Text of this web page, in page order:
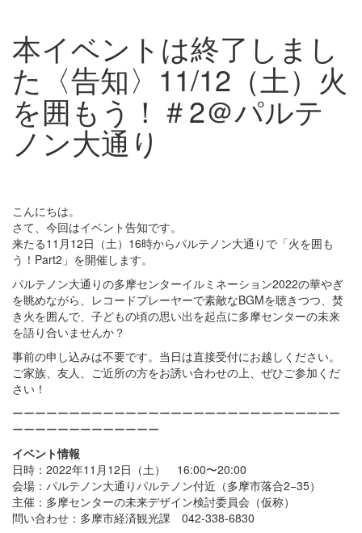
本イベントは終了しまし
た〈告知〉11/12（土）火
を囲もう！＃2＠パルテ
ノン大通り
こんにちは。
さて、今回はイベント告知です。
来たる11月12日（土）16時からパルテノン大通りで「火を囲も
う！Part2」を開催します。
パルテノン大通りの多摩センターイルミネーション2022の華やぎ
を眺めながら、レコードプレーヤーで素敵なBGMを聴きつつ、焚
き火を囲んで、子どもの頃の思い出を起点に多摩センターの未来
を語り合いませんか？
事前の申し込みは不要です。当日は直接受付にお越しください。
ご家族、友人、ご近所の方をお誘い合わせの上、ぜひご参加くだ
さい！
ーーーーーーーーーーーーーーーーーーーーーーーーーーーーー
ーーーーーーーーーーーーー
イベント情報
日時：2022年11月12日（土） 16:00〜20:00
会場：パルテノン大通りパルテノン付近（多摩市落合2−35）
主催：多摩センターの未来デザイン検討委員会（仮称）
問い合わせ：多摩市経済観光課 042-338-6830